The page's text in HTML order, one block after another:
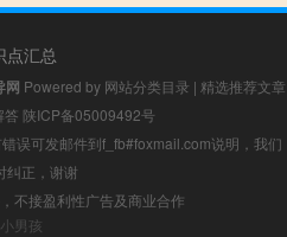
点汇总
网 Powered by 网站分类目录 | 精选推荐文章
答 陕ICP备05009492号
误可发邮件到f_fb#foxmail.com说明，我们
纠正，谢谢
不接盈利性广告及商业合作
小男孩